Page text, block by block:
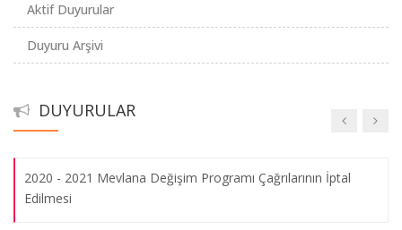
Aktif Duyurular
Duyuru Arşivi
DUYURULAR
Mevlana Değişim Programı 2013-2014 Öğretim Elemanı
Başvuruları 30 Mayıs tarihine kadar alınabilmektedir! Başvuru
2020 - 2021 Mevlana Değişim Programı Çağrılarının İptal
Edilmesi